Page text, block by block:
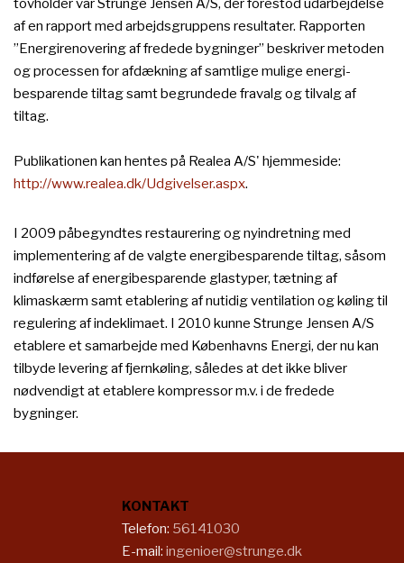
tovholder var Strunge Jensen A/S, der forestod udarbejdelse
af en rapport med arbejdsgruppens resultater. Rapporten
”Energirenovering af fredede bygninger” beskriver metoden
og processen for afdækning af samtlige mulige energi-
besparende tiltag samt begrundede fravalg og tilvalg af
tiltag.
Publikationen kan hentes på Realea A/S' hjemmeside:
http://www.realea.dk/Udgivelser.aspx.
I 2009 påbegyndtes restaurering og nyindretning med
implementering af de valgte energibesparende tiltag, såsom
indførelse af energibesparende glastyper, tætning af
klimaskærm samt etablering af nutidig ventilation og køling til
regulering af indeklimaet. I 2010 kunne Strunge Jensen A/S
etablere et samarbejde med Københavns Energi, der nu kan
tilbyde levering af fjernkøling, således at det ikke bliver
nødvendigt at etablere kompressor m.v. i de fredede
bygninger.​​
KONTAKT
​​Telefon: 56141030
E-mail: ingenioer@strunge.dk